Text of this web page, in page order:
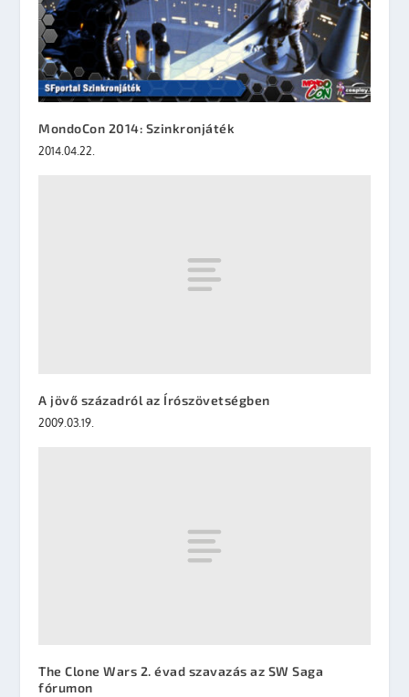
MondoCon 2014: Szinkronjáték
2014.04.22.
A jövő századról az Írószövetségben
2009.03.19.
The Clone Wars 2. évad szavazás az SW Saga
fórumon